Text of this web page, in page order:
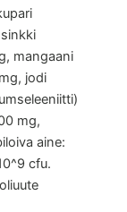
mangaani
jodi
mg,
aine:
cfu.